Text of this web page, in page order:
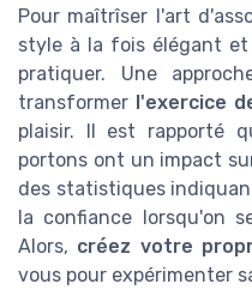
Pour maîtrîser l'art
style à la fois élégant
pratiquer. Une
transformer l'exercice
plaisir. Il est rapporté
portons ont un impact
des statistiques
la confiance lorsqu'on
Alors, créez votre
vous pour expérimenter